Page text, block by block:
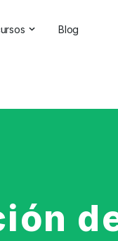
con nosotros
de socios
Blog